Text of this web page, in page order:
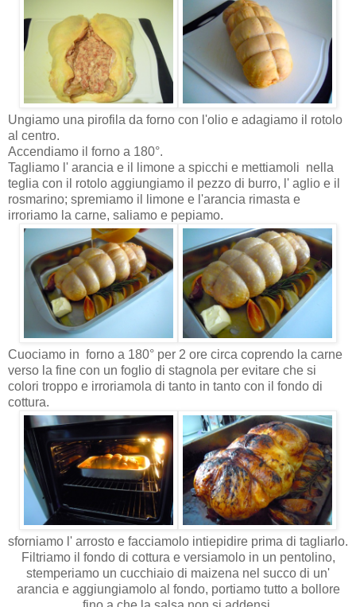
Ungiamo una pirofila da forno con l'olio e adagiamo il rotolo
al centro.
Accendiamo il forno a 180°.
Tagliamo l' arancia e il limone a spicchi e mettiamoli nella
teglia con il rotolo aggiungiamo il pezzo di burro, l' aglio e il
rosmarino; spremiamo il limone e l'arancia rimasta e
irroriamo la carne, saliamo e pepiamo.
Cuociamo in forno a 180° per 2 ore circa coprendo la carne
verso la fine con un foglio di stagnola per evitare che si
colori troppo e irroriamola di tanto in tanto con il fondo di
cottura.
sforniamo l' arrosto e facciamolo intiepidire prima di tagliarlo.
Filtriamo il fondo di cottura e versiamolo in un pentolino,
stemperiamo un cucchiaio di maizena nel succo di un'
arancia e aggiungiamolo al fondo, portiamo tutto a bollore